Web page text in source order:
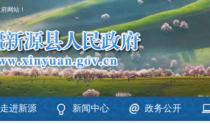
网站！
走进新源 新闻中心 政务公开